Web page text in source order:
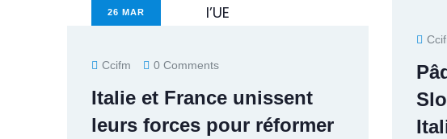
26 MAR
Ccifm 0 Comments
Italie et France unissent
leurs forces pour réformer